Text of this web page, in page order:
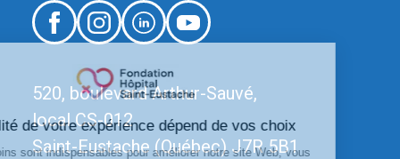
520, boulevard Arthur-Sauvé,
local CS-012
Saint-Eustache (Québec) J7R 5B1